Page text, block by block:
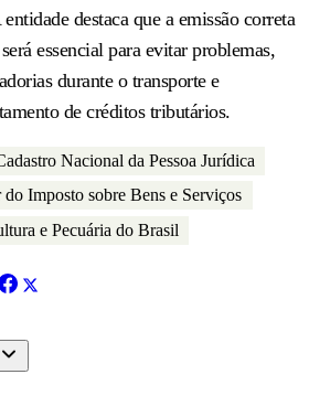
destaca que a emissão correta
essencial para evitar problemas,
durante o transporte e
de créditos tributários.
Nacional da Pessoa Jurídica
Imposto sobre Bens e Serviços
e Pecuária do Brasil